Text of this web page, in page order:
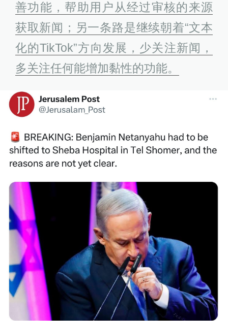
善功能，帮助用户从经过审核的来源
获取新闻；另一条路是继续朝着“文本
化的TikTok”方向发展，少关注新闻，
多关注任何能增加黏性的功能。